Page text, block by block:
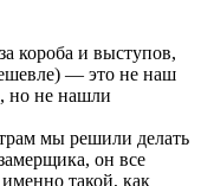
короба и выступов,
— это не наш
но не нашли
мы решили делать
он все
такой, как